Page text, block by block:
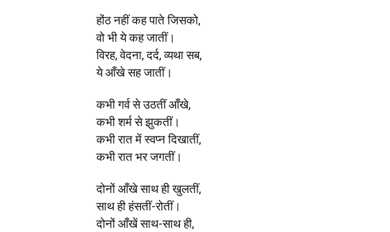
होंठ नहीं कह पाते जिसको,
वो भी ये कह जातीं।
विरह, वेदना, दर्द, व्यथा सब,
ये आँखे सह जातीं।
कभी गर्व से उठतीं आँखे,
कभी शर्म से झुकतीं।
कभी रात में स्वप्न दिखातीं,
कभी रात भर जगतीं।
दोनों आँखे साथ ही खुलतीं,
साथ ही हंसतीं-रोतीं।
दोनों आँखें साथ-साथ ही,